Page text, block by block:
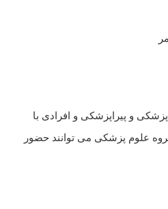
و پیراپزشکی و افرادی با
علوم پزشکی می توانند حضور